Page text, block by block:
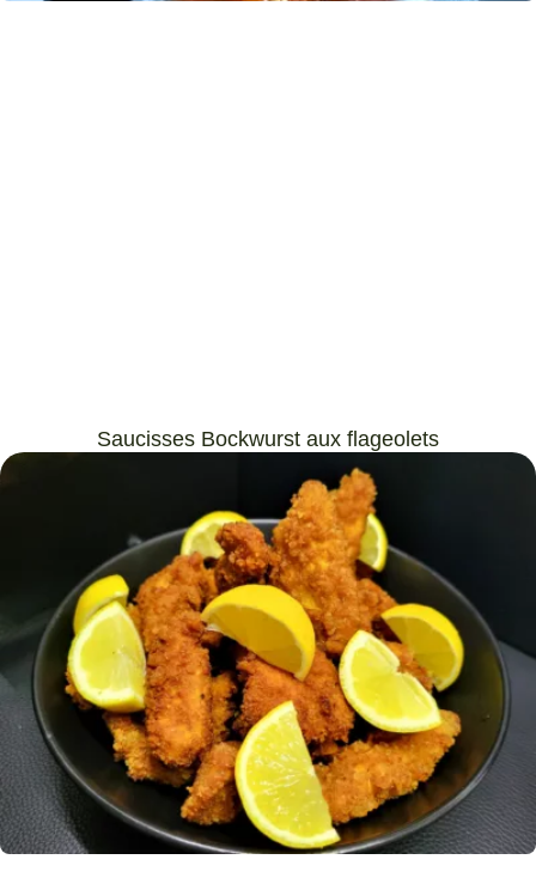
Saucisses Bockwurst aux flageolets